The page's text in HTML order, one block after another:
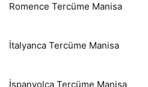
Romence Tercüme Manisa
İtalyanca Tercüme Manisa
İspanyolca Tercüme Manisa